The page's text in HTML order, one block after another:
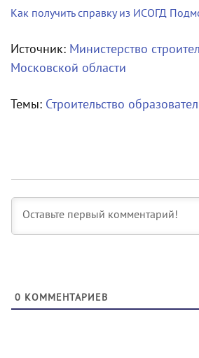
Как получить справку из ИСОГД
Источник: Министерство
Московской области
Темы: Строительство
0 КОММЕНТАРИЕВ